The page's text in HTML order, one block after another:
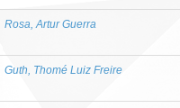
Rosa, Artur Guerra
Guth, Thomé Luiz Freire